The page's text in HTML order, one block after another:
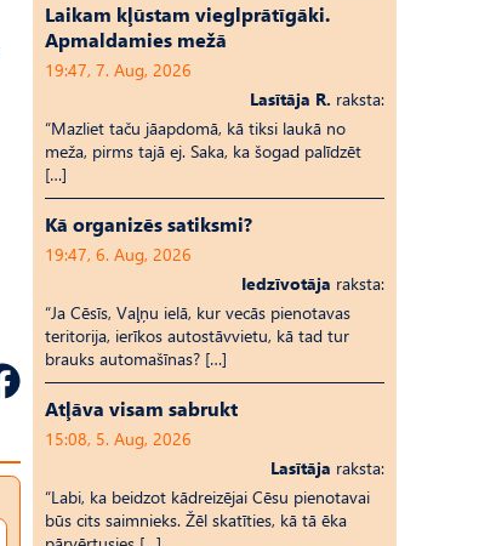
Laikam kļūstam vieglprātīgāki.
Apmaldamies mežā
19:47, 7. Aug, 2026
Lasītāja R. raksta:
“Mazliet taču jāapdomā, kā tiksi laukā no
meža, pirms tajā ej. Saka, ka šogad palīdzēt
[…]
Kā organizēs satiksmi?
19:47, 6. Aug, 2026
Iedzīvotāja raksta:
“Ja Cēsīs, Vaļņu ielā, kur vecās pienotavas
teritorija, ierīkos autostāvvietu, kā tad tur
brauks automašīnas? […]
Atļāva visam sabrukt
15:08, 5. Aug, 2026
Lasītāja raksta:
“Labi, ka beidzot kādreizējai Cēsu pienotavai
būs cits saimnieks. Žēl skatīties, kā tā ēka